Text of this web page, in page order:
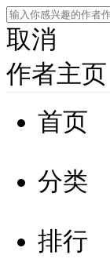
取消
作者主页
首页
分类
排行